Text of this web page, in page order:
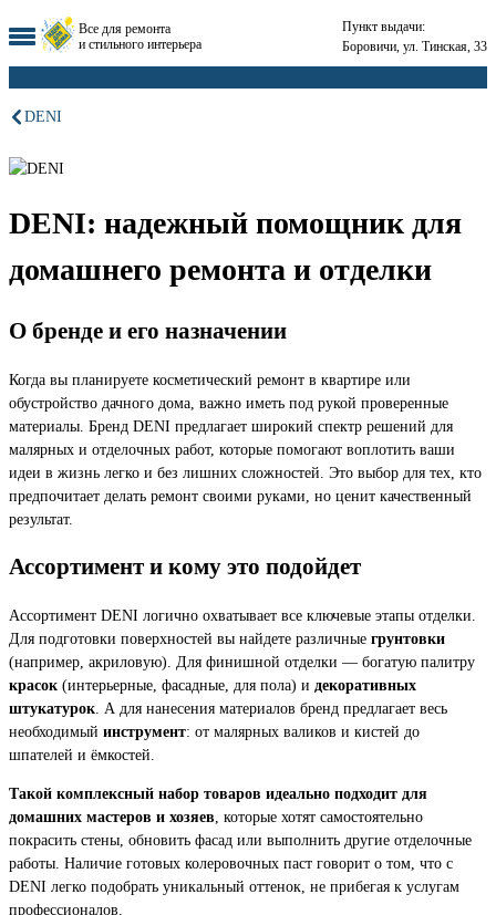
Все для ремонта
и стильного интерьера
Пункт выдачи:
Боровичи, ул. Тинская, 33
DENI
DENI: надежный помощник для
домашнего ремонта и отделки
О бренде и его назначении
Когда вы планируете косметический ремонт в квартире или
обустройство дачного дома, важно иметь под рукой проверенные
материалы. Бренд DENI предлагает широкий спектр решений для
малярных и отделочных работ, которые помогают воплотить ваши
идеи в жизнь легко и без лишних сложностей. Это выбор для тех, кто
предпочитает делать ремонт своими руками, но ценит качественный
результат.
Ассортимент и кому это подойдет
Ассортимент DENI логично охватывает все ключевые этапы отделки.
Для подготовки поверхностей вы найдете различные грунтовки
(например, акриловую). Для финишной отделки — богатую палитру
красок (интерьерные, фасадные, для пола) и декоративных
штукатурок . А для нанесения материалов бренд предлагает весь
необходимый инструмент: от малярных валиков и кистей до
шпателей и ёмкостей.
Такой комплексный набор товаров идеально подходит для
домашних мастеров и хозяев , которые хотят самостоятельно
покрасить стены, обновить фасад или выполнить другие отделочные
работы. Наличие готовых колеровочных паст говорит о том, что с
DENI легко подобрать уникальный оттенок, не прибегая к услугам
профессионалов.